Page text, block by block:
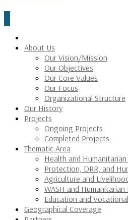
About Us
Our Vision/Mission
Our Objectives
Our Core Values
Our Focus
Organizational Structure
Our History
Projects
Ongoing Projects
Completed Projects
Thematic Area
Health and Humanitarian
Protection, DRR, and
Agriculture and
WASH and Humanitarian
Education and
Geographical Coverage